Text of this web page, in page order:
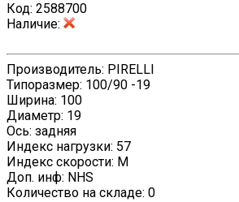
Код: 2588700
Наличие:
Производитель: PIRELLI
Типоразмер: 100/90 -19
Ширина: 100
Диаметр: 19
Ось: задняя
Индекс нагрузки: 57
Индекс скорости: M
Доп. инф: NHS
Количество на складе: 0